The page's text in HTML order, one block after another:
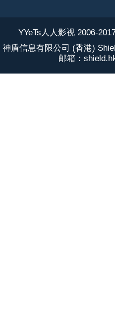
YYeTs人人影视 2006-
神盾信息有限公司 (香港)
邮箱：